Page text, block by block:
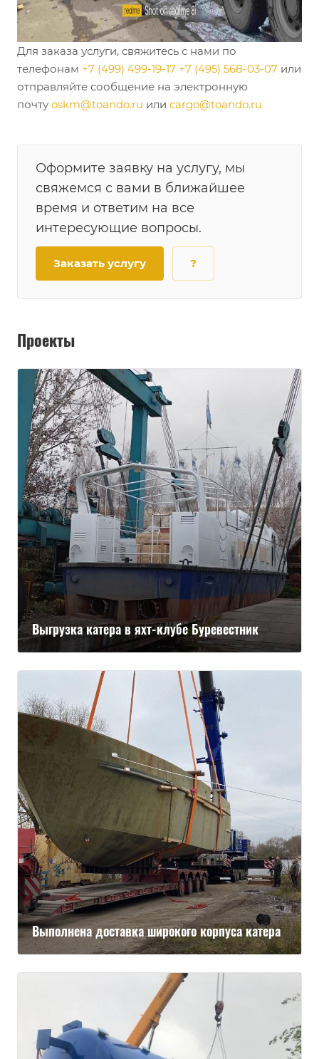
Для заказа услуги, свяжитесь с нами по
телефонам +7 (499) 499-19-17 +7 (495) 568-03-07 или
отправляйте сообщение на электронную
почту oskm@toando.ru или cargo@toando.ru
Оформите заявку на услугу, мы
свяжемся с вами в ближайшее
время и ответим на все
интересующие вопросы.
Заказать услугу ?
Проекты
Выгрузка катера в яхт-клубе Буревестник
Выполнена доставка широкого корпуса катера